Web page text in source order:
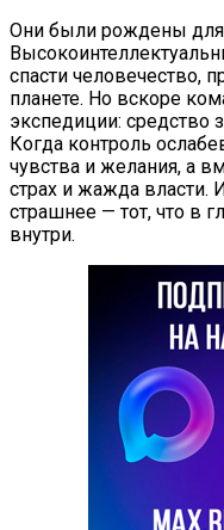
Они были рождены для
спасти человечество,
планете. Но вскоре
экспедиции: средство
Когда контроль
чувства и желания, а
страх и жажда власти.
страшнее — тот, что в
внутри.